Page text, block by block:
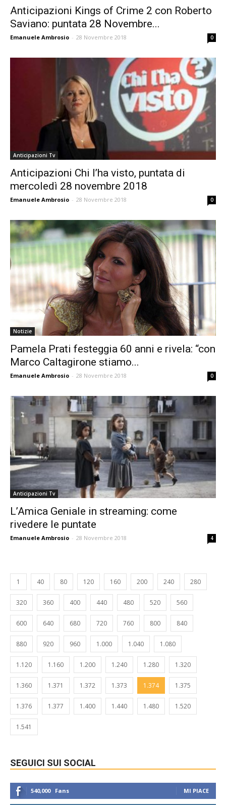
Anticipazioni Kings of Crime 2 con Roberto
Saviano: puntata 28 Novembre...
Emanuele Ambrosio - 28 Novembre 2018 0
Anticipazioni Tv
Anticipazioni Chi l’ha visto, puntata di
mercoledì 28 novembre 2018
Emanuele Ambrosio - 28 Novembre 2018 0
Notizie
Pamela Prati festeggia 60 anni e rivela: “con
Marco Caltagirone stiamo...
Emanuele Ambrosio - 28 Novembre 2018 0
Anticipazioni Tv
L’Amica Geniale in streaming: come
rivedere le puntate
Emanuele Ambrosio - 28 Novembre 2018 4
1 40 80 120 160 200 240 280
320 360 400 440 480 520 560
600 640 680 720 760 800 840
880 920 960 1.000 1.040 1.080
1.120 1.160 1.200 1.240 1.280 1.320
1.360 1.371 1.372 1.373 1.374 1.375
1.376 1.377 1.400 1.440 1.480 1.520
1.541
SEGUICI SUI SOCIAL
540,000 Fans MI PIACE